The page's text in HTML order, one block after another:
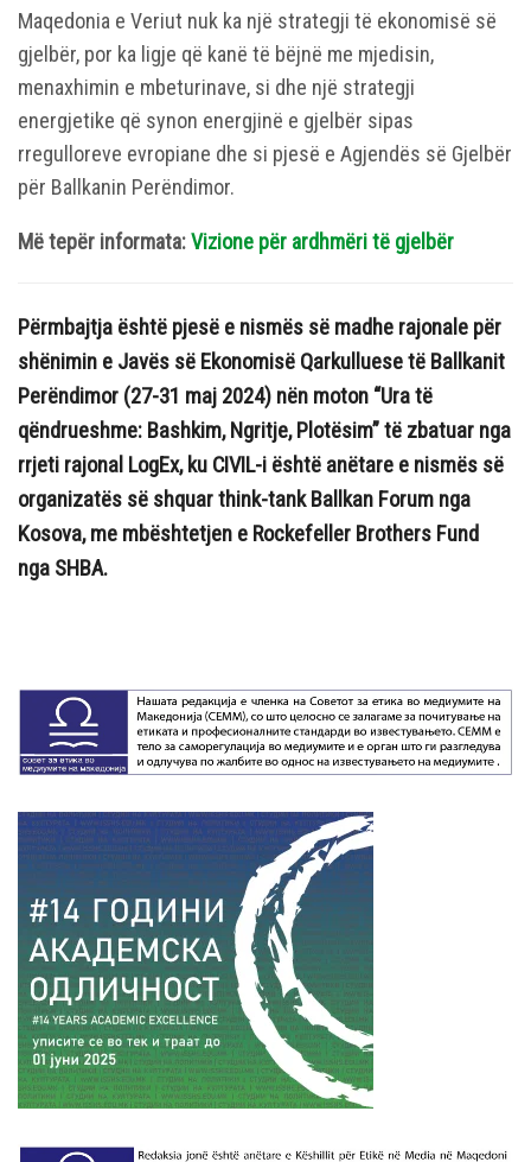
Maqedonia e Veriut nuk ka një strategji të ekonomisë së
gjelbër, por ka ligje që kanë të bëjnë me mjedisin,
menaxhimin e mbeturinave, si dhe një strategji
energjetike që synon energjinë e gjelbër sipas
rregulloreve evropiane dhe si pjesë e Agjendës së Gjelbër
për Ballkanin Perëndimor.
Më tepër informata:Vizione për ardhmëri të gjelbër
Përmbajtja është pjesë e nismës së madhe rajonale për
shënimin e Javës së Ekonomisë Qarkulluese të Ballkanit
Perëndimor (27-31 maj 2024) nën moton “Uratë
qëndrueshme: Bashkim, Ngritje, Plotësim” të zbatuar nga
rrjeti rajonal LogEx, ku CIVIL-i është anëtare e nismës së
organizatës së shquar think-tank Ba llkan Forum nga
Kosova, me mbështetjen e Rockefeller Brothers Fund
nga SHBA.